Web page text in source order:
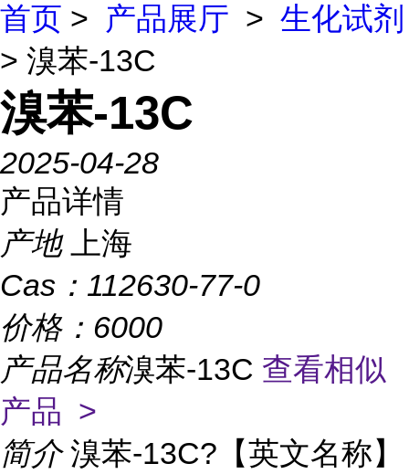
首页 > 产品展厅 > 生化试剂
> 溴苯-13C
溴苯-13C
2025-04-28
产品详情
产地
上海
Cas： 112630-77-0
价格： 6000
产品名称溴苯-13C 查看相似
产品 >
简介 溴苯-13C?【英文名称】